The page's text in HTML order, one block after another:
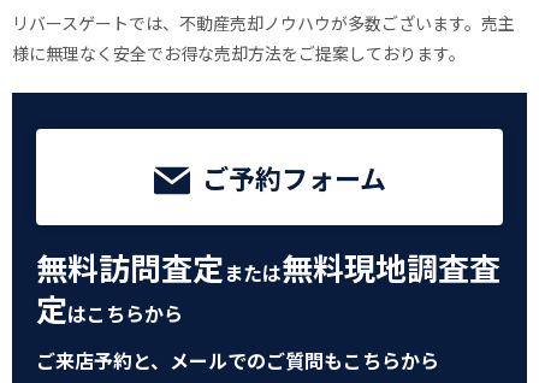
リバースゲートでは、不動産売却ノウハウが多数ございます。売主
様に無理なく安全でお得な売却方法をご提案しております。
ご予約フォーム
無料訪問査定または無料現地調査査
定はこちらから
ご来店予約と、メールでのご質問もこちらから